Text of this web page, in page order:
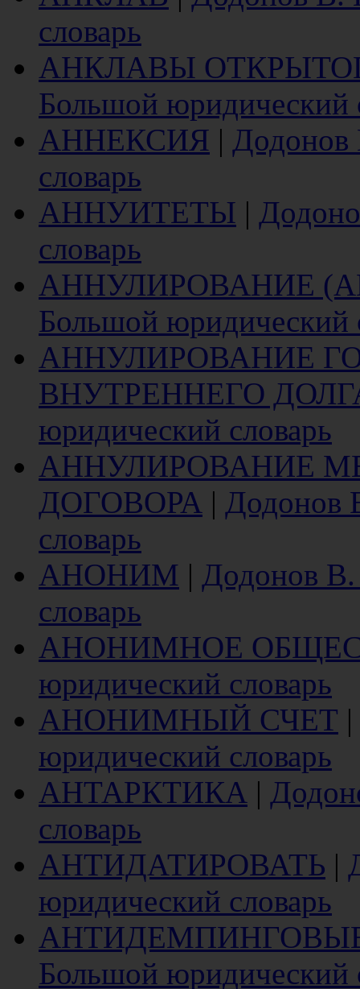
словарь
АНКЛАВЫ
Большой юридический
АННЕКСИЯ |
словарь
АННУИТЕТЫ |
словарь
АННУЛИРОВАНИЕ
Большой юридический
АННУЛИРОВАНИЕ
ВНУТРЕННЕГО
юридический словарь
АННУЛИРОВАНИЕ
ДОГОВОРА | Додонов
словарь
АНОНИМ | Додонов
словарь
АНОНИМНОЕ
юридический словарь
АНОНИМНЫЙ СЧЕТ |
юридический словарь
АНТАРКТИКА |
словарь
АНТИДАТИРОВАТЬ |
юридический словарь
Большой юридический